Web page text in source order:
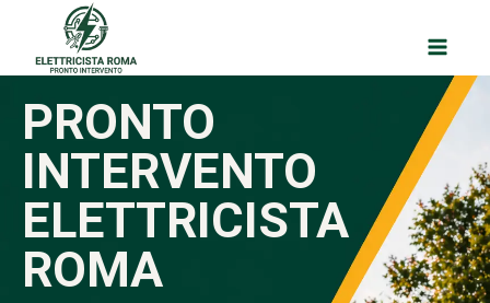
PRONTO
INTERVENTO
ELETTRICISTA
ROMA